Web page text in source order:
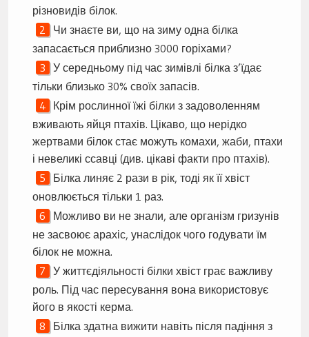
різновидів білок.
Чи знаєте ви, що на зиму одна білка
запасається приблизно 3000 горіхами?
У середньому під час зимівлі білка з’їдає
тільки близько 30% своїх запасів.
Крім рослинної їжі білки з задоволенням
вживають яйця птахів. Цікаво, що нерідко
жертвами білок стає можуть комахи, жаби, птахи
і невеликі ссавці (див. цікаві факти про птахів).
Білка линяє 2 рази в рік, тоді як її хвіст
оновлюється тільки 1 раз.
Можливо ви не знали, але організм гризунів
не засвоює арахіс, унаслідок чого годувати їм
білок не можна.
У життєдіяльності білки хвіст грає важливу
роль. Під час пересування вона використовує
його в якості керма.
Білка здатна вижити навіть після падіння з